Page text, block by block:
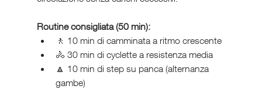
Routine consigliata (50 min):
🚶 10 min di camminata a ritmo crescente
🚴 30 min di cyclette a resistenza media
🔼 10 min di step su panca (alternanza
gambe)